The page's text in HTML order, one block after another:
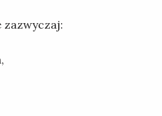
zazwyczaj: